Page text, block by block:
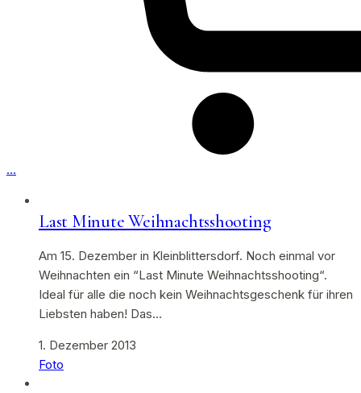
…
Last Minute Weihnachtsshooting
Am 15. Dezember in Kleinblittersdorf. Noch einmal vor
Weihnachten ein “Last Minute Weihnachtsshooting“.
Ideal für alle die noch kein Weihnachtsgeschenk für ihren
Liebsten haben! Das…
1. Dezember 2013
Foto